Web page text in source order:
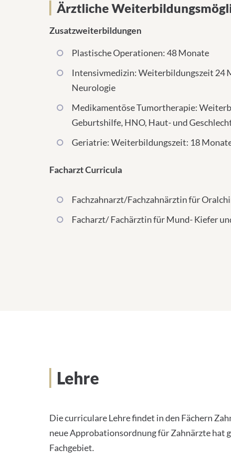
Ärztliche
Zusatzweiterbildungen
Plastische Operationen: 48 Monate
Intensivmedizin: Weiterbildungszeit 24
Neurologie
Medikamentöse Tumortherapie:
Geburtshilfe, HNO, Haut- und
Geriatrie: Weiterbildungszeit: 18
Facharzt Curricula
Fachzahnarzt/Fachzahnärztin für
Facharzt/ Fachärztin für Mund- Kiefer
Lehre
Die curriculare Lehre findet in den Fächern
neue Approbationsordnung für Zahnärzte hat
Fachgebiet.